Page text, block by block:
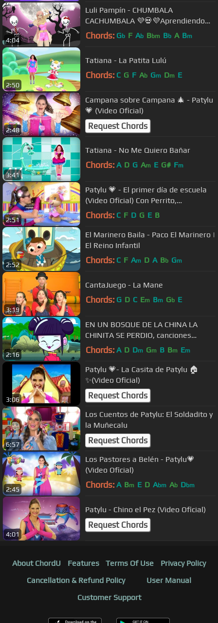
4:04
Luli Pampín - CHUMBALA
CACHUMBALA 💜💀💜Aprendiendo
las Horas del Reloj ⏰🕰2018 Official
Chords: Gb F Ab Bbm Bb A Bm
2:50
Tatiana - La Patita Lulú
Chords: C G F Ab Gm Dm E
2:48
Campana sobre Campana 🎄 - Patylu
💗 (Video Oficial)
Request Chords
3:41
Tatiana - No Me Quiero Bañar
Chords: A D G Am E G# Fm
2:51
Patylu 💗 - El primer día de escuela
(Video Oficial) Con Perrito,
Hermanita, Bi Bot, Bel Bot y Nesy
Chords: C F D G E B
2:52
El Marinero Baila - Paco El Marinero |
El Reino Infantil
Chords: C F Am D A Bb Gm
3:19
CantaJuego - La Mane
Chords: G D C Em Bm Gb E
2:16
EN UN BOSQUE DE LA CHINA LA
CHINITA SE PERDIO, canciones
infantiles
Chords: A D Dm Gm B Bm Em
3:06
Patylu 💗- La Casita de Patylu 🏠
✨(Video Oficial)
Request Chords
6:57
Los Cuentos de Patylu: El Soldadito y
la Muñecalu
Request Chords
2:45
Los Pastores a Belén - Patylu💗
(Video Oficial)
Chords: A Bm E D Abm Ab Dbm
4:01
Patylu - Chino el Pez (Video Oficial)
Request Chords
About ChordU Features Terms Of Use
Privacy Policy
Cancellation & Refund Policy
User Manual
Customer Support